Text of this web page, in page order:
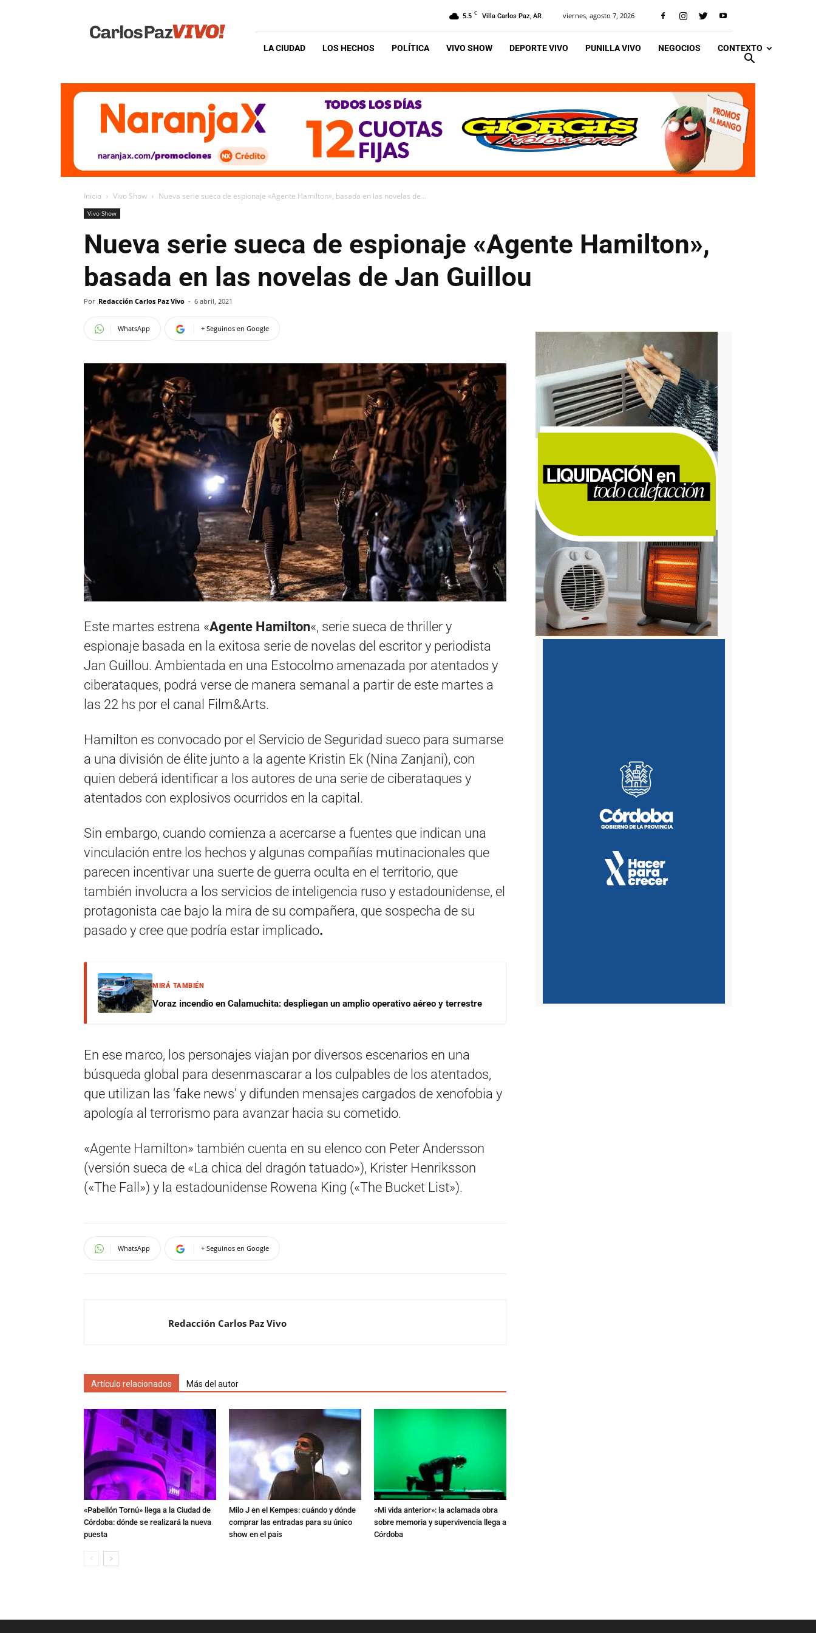
Vivo
5.5 C Villa Carlos Paz, AR viernes, agosto 7, 2026
LA CIUDAD LOS HECHOS POLÍTICA VIVO SHOW DEPORTE VIVO PUNILLA VIVO NEGOCIOS CONTEXTO
Inicio Vivo Show Nueva serie sueca de espionaje «Agente Hamilton», basada en las novelas de...
Vivo Show
Nueva serie sueca de espionaje «Agente Hamilton»,
basada en las novelas de Jan Guillou
Por Redacción Carlos Paz Vivo - 6 abril, 2021
WhatsApp + Seguinos en Google
Este martes estrena «Agente Hamilton«, serie sueca de thriller y
espionaje basada en la exitosa serie de novelas del escritor y periodista
Jan Guillou. Ambientada en una Estocolmo amenazada por atentados y
ciberataques, podrá verse de manera semanal a partir de este martes a
las 22 hs por el canal Film&Arts.
Hamilton es convocado por el Servicio de Seguridad sueco para sumarse
a una división de élite junto a la agente Kristin Ek (Nina Zanjani), con
quien deberá identificar a los autores de una serie de ciberataques y
atentados con explosivos ocurridos en la capital.
Sin embargo, cuando comienza a acercarse a fuentes que indican una
vinculación entre los hechos y algunas compañías mutinacionales que
parecen incentivar una suerte de guerra oculta en el territorio, que
también involucra a los servicios de inteligencia ruso y estadounidense, el
protagonista cae bajo la mira de su compañera, que sospecha de su
pasado y cree que podría estar implicado.
MIRÁ TAMBIÉN
Voraz incendio en Calamuchita: despliegan un amplio operativo aéreo y terrestre
En ese marco, los personajes viajan por diversos escenarios en una
búsqueda global para desenmascarar a los culpables de los atentados,
que utilizan las ‘fake news’ y difunden mensajes cargados de xenofobia y
apología al terrorismo para avanzar hacia su cometido.
«Agente Hamilton» también cuenta en su elenco con Peter Andersson
(versión sueca de «La chica del dragón tatuado»), Krister Henriksson
(«The Fall») y la estadounidense Rowena King («The Bucket List»).
WhatsApp + Seguinos en Google
Redacción Carlos Paz Vivo
Artículo relacionados Más del autor
«Pabellón Tornú» llega a la Ciudad de
Córdoba: dónde se realizará la nueva
puesta
Milo J en el Kempes: cuándo y dónde
comprar las entradas para su único
show en el país
«Mi vida anterior»: la aclamada obra
sobre memoria y supervivencia llega a
Córdoba